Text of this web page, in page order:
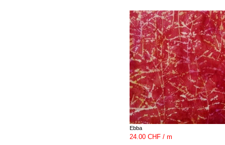
Ebba
24.00 CHF / m